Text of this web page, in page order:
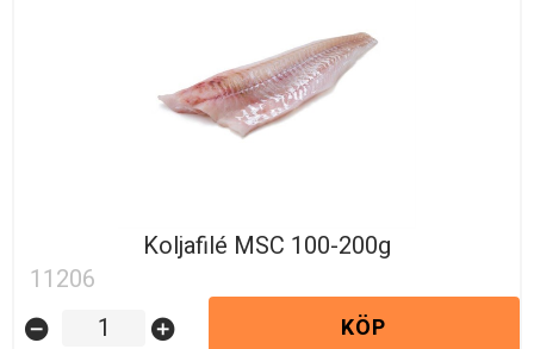
Koljafilé MSC 100-200g
11206
remove_circle add_circle KÖP